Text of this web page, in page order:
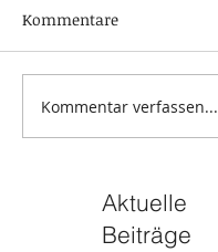
Kommentare
Kommentar verfassen...
Aktuelle
Beiträge